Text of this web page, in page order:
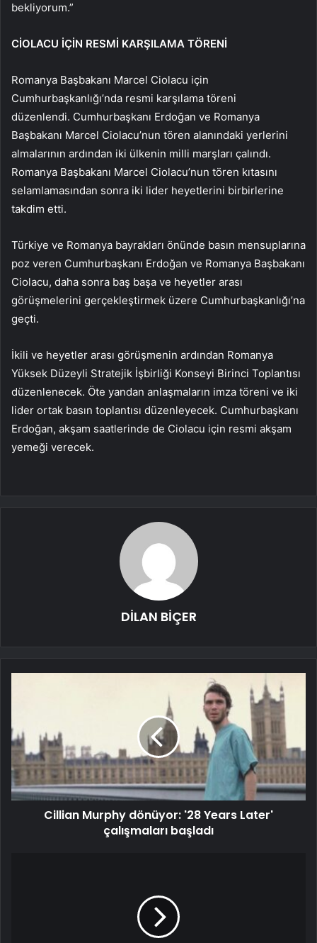
bekliyorum.”
CİOLACU İÇİN RESMİ KARŞILAMA TÖRENİ
Romanya Başbakanı Marcel Ciolacu için
Cumhurbaşkanlığı’nda resmi karşılama töreni
düzenlendi. Cumhurbaşkanı Erdoğan ve Romanya
Başbakanı Marcel Ciolacu’nun tören alanındaki yerlerini
almalarının ardından iki ülkenin milli marşları çalındı.
Romanya Başbakanı Marcel Ciolacu’nun tören kıtasını
selamlamasından sonra iki lider heyetlerini birbirlerine
takdim etti.
Türkiye ve Romanya bayrakları önünde basın mensuplarına
poz veren Cumhurbaşkanı Erdoğan ve Romanya Başbakanı
Ciolacu, daha sonra baş başa ve heyetler arası
görüşmelerini gerçekleştirmek üzere Cumhurbaşkanlığı’na
geçti.
İkili ve heyetler arası görüşmenin ardından Romanya
Yüksek Düzeyli Stratejik İşbirliği Konseyi Birinci Toplantısı
düzenlenecek. Öte yandan anlaşmaların imza töreni ve iki
lider ortak basın toplantısı düzenleyecek. Cumhurbaşkanı
Erdoğan, akşam saatlerinde de Ciolacu için resmi akşam
yemeği verecek.
DİLAN BİÇER
Cillian Murphy dönüyor: '28 Years Later'
çalışmaları başladı